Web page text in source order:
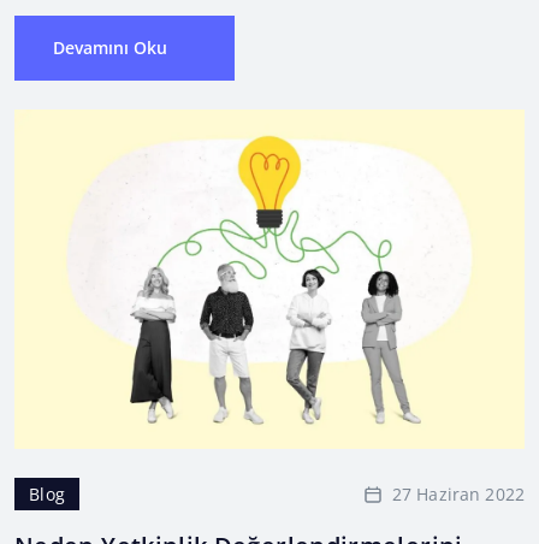
Devamını Oku
Blog 27 Haziran 2022